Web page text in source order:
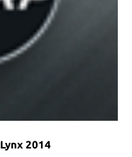
2014